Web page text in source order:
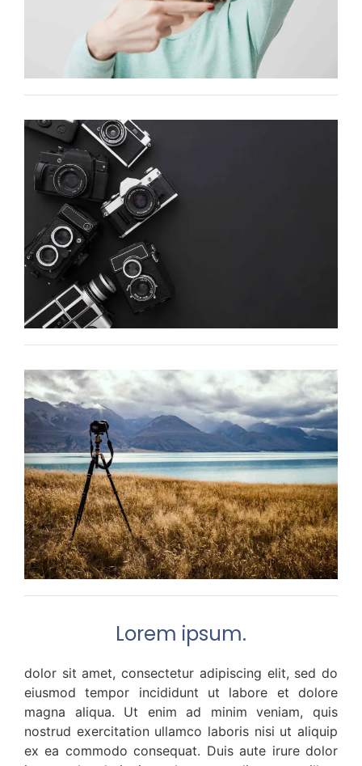
Lorem ipsum.
dolor sit amet, consectetur adipiscing elit, sed do
eiusmod tempor incididunt ut labore et dolore
magna aliqua. Ut enim ad minim veniam, quis
nostrud exercitation ullamco laboris nisi ut aliquip
ex ea commodo consequat. Duis aute irure dolor